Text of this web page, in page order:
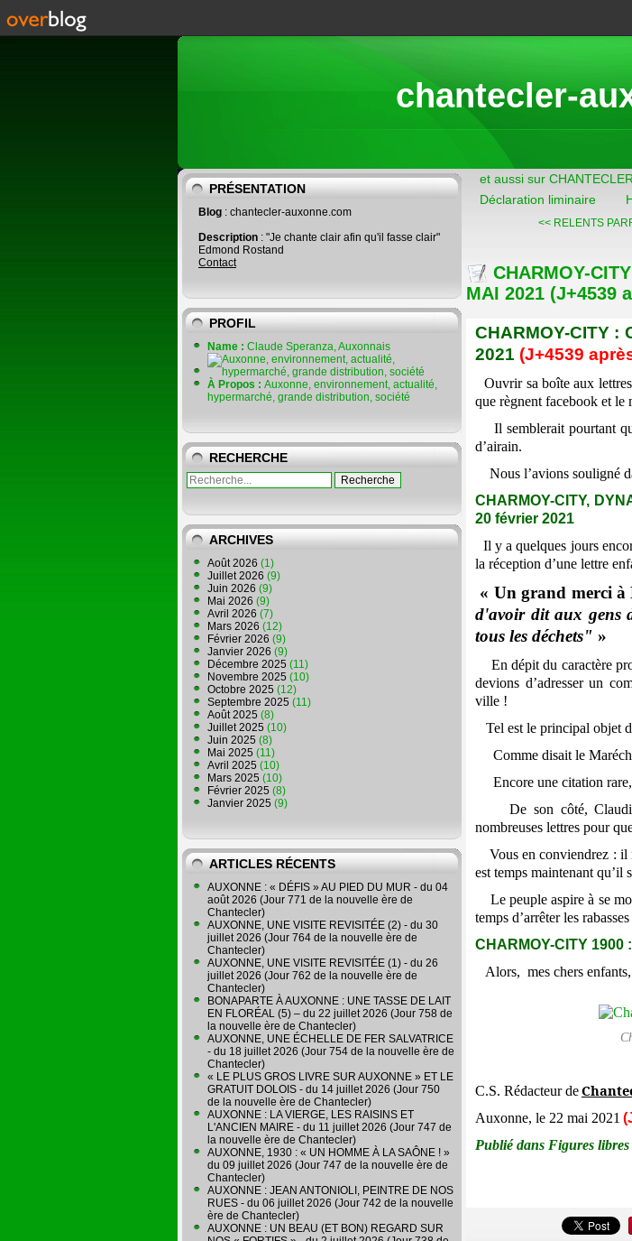
chantecler-
PRÉSENTATION
Blog : chantecler-auxonne.com
Description : "Je chante clair afin qu'il fasse clair"
Edmond Rostand
Contact
PROFIL
Name : Claude Speranza, Auxonnais
À Propos : Auxonne, environnement, actualité,
hypermarché, grande distribution, société
RECHERCHE
ARCHIVES
Août 2026 (1)
Juillet 2026 (9)
Juin 2026 (9)
Mai 2026 (9)
Avril 2026 (7)
Mars 2026 (12)
Février 2026 (9)
Janvier 2026 (9)
Décembre 2025 (11)
Novembre 2025 (10)
Octobre 2025 (12)
Septembre 2025 (11)
Août 2025 (8)
Juillet 2025 (10)
Juin 2025 (8)
Mai 2025 (11)
Avril 2025 (10)
Mars 2025 (10)
Février 2025 (8)
Janvier 2025 (9)
ARTICLES RÉCENTS
AUXONNE : « DÉFIS » AU PIED DU MUR - du 04
août 2026 (Jour 771 de la nouvelle ère de
Chantecler)
AUXONNE, UNE VISITE REVISITÉE (2) - du 30
juillet 2026 (Jour 764 de la nouvelle ère de
Chantecler)
AUXONNE, UNE VISITE REVISITÉE (1) - du 26
juillet 2026 (Jour 762 de la nouvelle ère de
Chantecler)
BONAPARTE À AUXONNE : UNE TASSE DE LAIT
EN FLORÉAL (5) – du 22 juillet 2026 (Jour 758 de
la nouvelle ère de Chantecler)
AUXONNE, UNE ÉCHELLE DE FER SALVATRICE
- du 18 juillet 2026 (Jour 754 de la nouvelle ère de
Chantecler)
« LE PLUS GROS LIVRE SUR AUXONNE » ET LE
GRATUIT DOLOIS - du 14 juillet 2026 (Jour 750
de la nouvelle ère de Chantecler)
AUXONNE : LA VIERGE, LES RAISINS ET
L'ANCIEN MAIRE - du 11 juillet 2026 (Jour 747 de
la nouvelle ère de Chantecler)
AUXONNE, 1930 : « UN HOMME À LA SAÔNE ! »
du 09 juillet 2026 (Jour 747 de la nouvelle ère de
Chantecler)
AUXONNE : JEAN ANTONIOLI, PEINTRE DE NOS
RUES - du 06 juillet 2026 (Jour 742 de la nouvelle
ère de Chantecler)
AUXONNE : UN BEAU (ET BON) REGARD SUR
et aussi sur
Déclaration liminaire
<< RELENTS
CHARMOY-
MAI 2021 (J+4539
CHARMOY-CITY :
2021 (J+4539
Ouvrir sa boîte aux
que règnent facebook et le
Il semblerait pourtant
d’airain.
Nous l’avions souligné
CHARMOY-CITY,
20 février 2021
Il y a quelques jours
la réception d’une lettre
« Un grand merci à
d'avoir dit aux gens
tous les déchets" »
En dépit du caractère
devions d’adresser un
ville !
Tel est le principal objet
Comme disait le
Encore une citation rare,
De son côté, Claudi
nombreuses lettres pour
Vous en conviendrez : il
est temps maintenant qu’il
Le peuple aspire à se
temps d’arrêter les
CHARMOY-CITY
Alors, mes chers
C.S. Rédacteur de
Auxonne, le 22 mai 2021
Publié dans Figures libres